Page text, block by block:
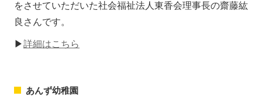
をさせていただいた社会福祉法人東香会理事長の齋藤紘
良さんです。
▶詳細はこちら
あんず幼稚園